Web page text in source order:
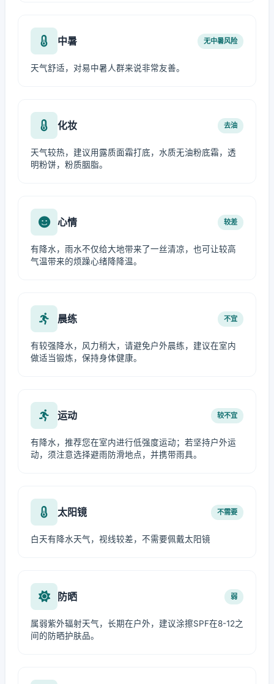
中暑 无中暑风险
天气舒适，对易中暑人群来说非常友善。
化妆 去油
天气较热，建议用露质面霜打底，水质无油粉底霜，透
明粉饼，粉质胭脂。
心情 较差
有降水，雨水不仅给大地带来了一丝清凉，也可让较高
气温带来的烦躁心绪降降温。
晨练 不宜
有较强降水，风力稍大，请避免户外晨练，建议在室内
做适当锻炼，保持身体健康。
运动 较不宜
有降水，推荐您在室内进行低强度运动；若坚持户外运
动，须注意选择避雨防滑地点，并携带雨具。
太阳镜 不需要
白天有降水天气，视线较差，不需要佩戴太阳镜
防晒 弱
属弱紫外辐射天气，长期在户外，建议涂擦SPF在8-12之
间的防晒护肤品。